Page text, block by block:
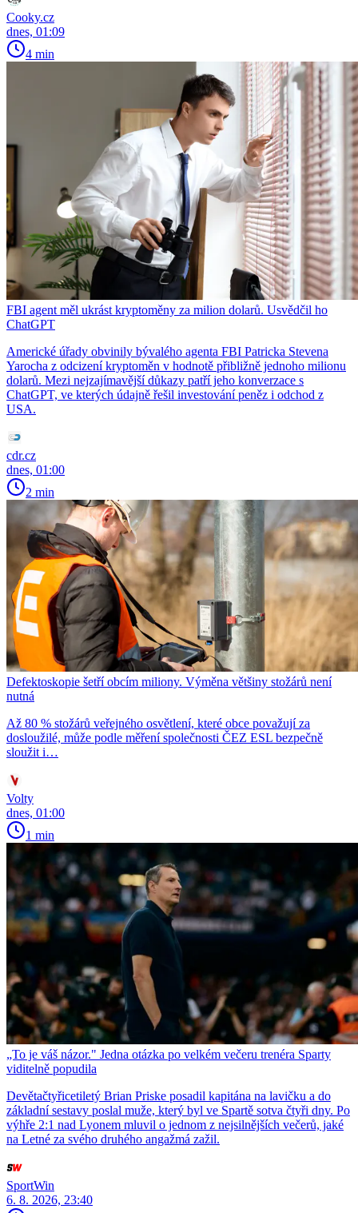
Cooky.cz
dnes, 01:09
4 min
FBI agent měl ukrást kryptoměny za milion dolarů. Usvědčil ho
ChatGPT
Americké úřady obvinily bývalého agenta FBI Patricka Stevena
Yarocha z odcizení kryptoměn v hodnotě přibližně jednoho milionu
dolarů. Mezi nejzajímavější důkazy patří jeho konverzace s
ChatGPT, ve kterých údajně řešil investování peněz i odchod z
USA.
cdr.cz
dnes, 01:00
2 min
Defektoskopie šetří obcím miliony. Výměna většiny stožárů není
nutná
Až 80 % stožárů veřejného osvětlení, které obce považují za
dosloužilé, může podle měření společnosti ČEZ ESL bezpečně
sloužit i…
Volty
dnes, 01:00
1 min
„To je váš názor." Jedna otázka po velkém večeru trenéra Sparty
viditelně popudila
Devětačtyřicetiletý Brian Priske posadil kapitána na lavičku a do
základní sestavy poslal muže, který byl ve Spartě sotva čtyři dny. Po
výhře 2:1 nad Lyonem mluvil o jednom z nejsilnějších večerů, jaké
na Letné za svého druhého angažmá zažil.
SportWin
6. 8. 2026, 23:40